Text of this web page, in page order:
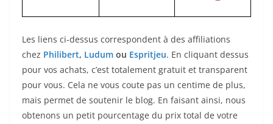
Les liens ci-dessus correspondent à des affiliations
chez Philibert, Ludum ou Espritjeu. En cliquant dessus
pour vos achats, c’est totalement gratuit et transparent
pour vous. Cela ne vous coute pas un centime de plus,
mais permet de soutenir le blog. En faisant ainsi, nous
obtenons un petit pourcentage du prix total de votre